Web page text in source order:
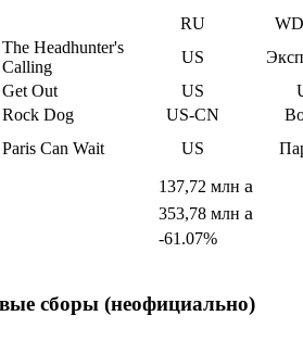
RU
The Headhunter's
Calling
US
Get Out US
Rock Dog US-CN
Paris Can Wait US
137,72 млн a
353,78 млн a
-61.07%
сборы (неофициально)